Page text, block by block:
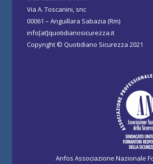
Via A. Toscanini, snc
00061 – Anguillara Sabazia (Rm)
info[at]quotidianosicurezza.it
Copyright © Quotidiano Sicurezza 2021
Anfos Associazione Nazionale